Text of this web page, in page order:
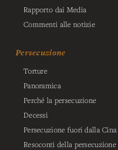
Rapporto dai Media
Commenti alle notizie
Persecuzione
Torture
Panoramica
Perché la persecuzione
Decessi
Persecuzione fuori dalla Cina
Resoconti della persecuzione